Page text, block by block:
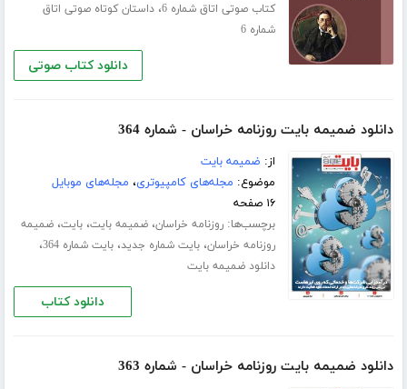
کتاب صوتی اتاق شماره 6 ،داستان کوتاه صوتی اتاق
شماره 6
دانلود کتاب صوتی
دانلود ضمیمه بایت روزنامه خراسان - شماره 364
از: ضمیمه بایت
موضوع: مجله‌های کامپیوتری، مجله‌های موبایل
۱۶ صفحه
برچسب‌ها:روزنامه خراسان،ضمیمه بایت،بایت،ضمیمه
روزنامه خراسان،بایت شماره جدید،بایت شماره 364 ،
دانلود ضمیمه بایت
دانلود کتاب
دانلود ضمیمه بایت روزنامه خراسان - شماره 363